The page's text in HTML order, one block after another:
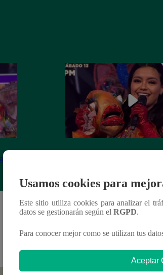
la
Usamos cookies para
Este sitio utiliza cookies para analizar el
datos se gestionarán según el RGPD.
Para conocer mejor como se utilizan tus
Aceptar